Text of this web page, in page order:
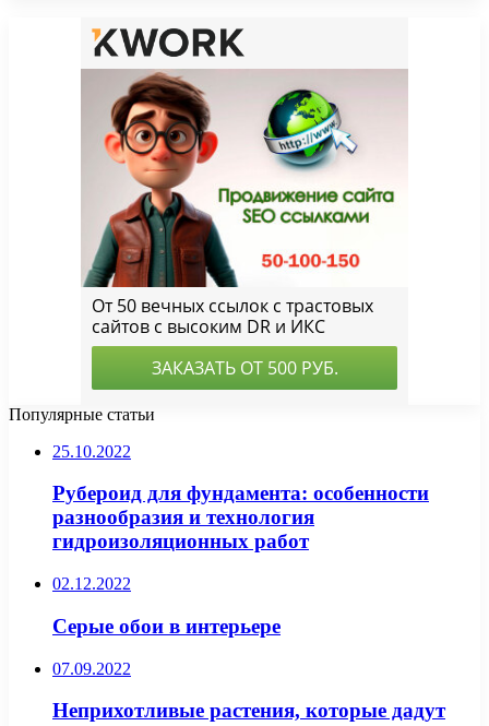
Популярные статьи
25.10.2022
Рубероид для фундамента: особенности
разнообразия и технология
гидроизоляционных работ
02.12.2022
Серые обои в интерьере
07.09.2022
Неприхотливые растения, которые дадут